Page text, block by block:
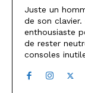
Juste un
de son
enthousiaste
de rester
consoles